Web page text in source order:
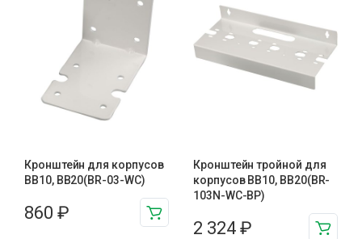
Кронштейн для корпусов
BB10, BB20(BR-03-WC)
860 ₽
Кронштейн тройной для
корпусов BB10, BB20(BR-
103N-WC-BP)
2 324 ₽